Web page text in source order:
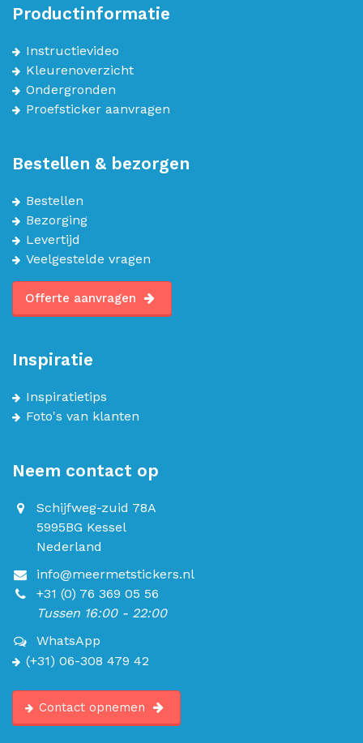
Productinformatie
Instructievideo
Kleurenoverzicht
Ondergronden
Proefsticker aanvragen
Bestellen & bezorgen
Bestellen
Bezorging
Levertijd
Veelgestelde vragen
Offerte aanvragen
Inspiratie
Inspiratietips
Foto's van klanten
Neem contact op
Schijfweg-zuid 78A
5995BG Kessel
Nederland
info@meermetstickers.nl
+31 (0) 76 369 05 56
Tussen 16:00 - 22:00
WhatsApp
(+31) 06-308 479 42
Contact opnemen